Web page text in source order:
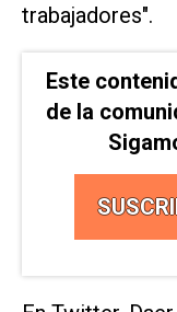
trabajadores".
Este
de la